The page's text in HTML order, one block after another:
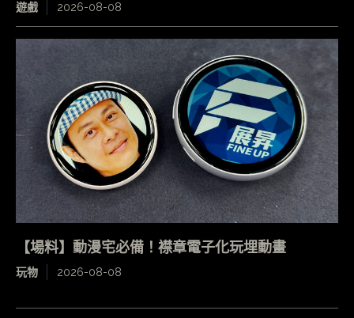
遊戲 2026-08-08
【場料】動漫宅必備！襟章電子化玩埋動畫
玩物 2026-08-08